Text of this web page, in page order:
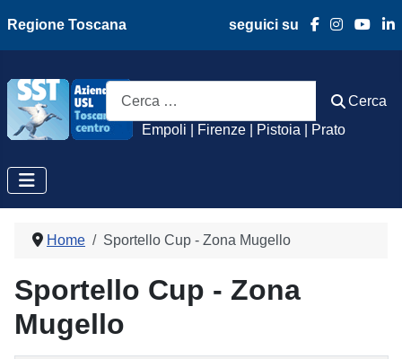
Regione Toscana seguici su
Azienda Usl
Empoli | Firenze | Pistoia | Prato
Cerca
Cerca
Home Sportello Cup - Zona Mugello
Sportello Cup - Zona
Mugello